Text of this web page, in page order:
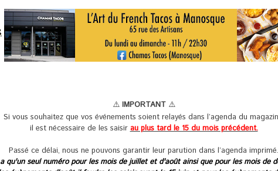
⚠️ IMPORTANT⚠️
Si vous souhaitez que vos événements soient relayés dans l’agenda du
il est nécessaire de les saisirau plus tard le 15 du mois précédent.
Passé ce délai, nous ne pouvons garantir leur parution dans l’agenda imprimé.
qu'un seul numéro pour les mois de juillet et d'août ainsi que pour les mois de